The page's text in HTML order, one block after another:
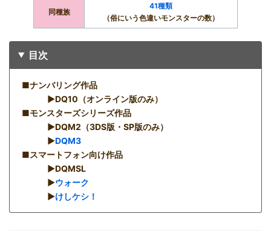
同種族
41種類
（俗にいう色違いモンスターの数）
目次
■ナンバリング作品
▶︎DQ10（オンライン版のみ）
■モンスターズシリーズ作品
▶︎DQM2（3DS版・SP版のみ）
▶︎DQM3
■スマートフォン向け作品
▶︎DQMSL
▶︎ウォーク
▶︎けしケシ！